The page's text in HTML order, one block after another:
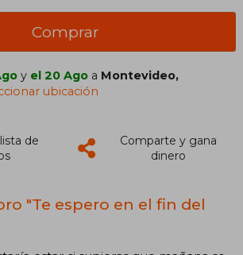
Comprar
y el 20 Ago a Montevideo,
ubicación
de
Comparte y gana
dinero
"Te espero en el fin del